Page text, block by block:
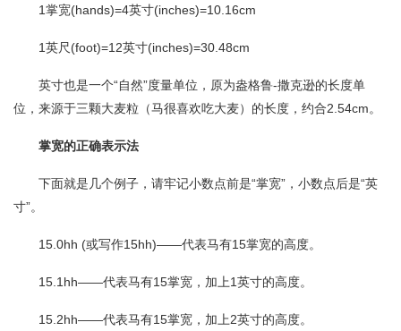
1掌宽(hands)=4英寸(inches)=10.16cm
1英尺(foot)=12英寸(inches)=30.48cm
英寸也是一个“自然”度量单位，原为盎格鲁-撒克逊的长度单
位，来源于三颗大麦粒（马很喜欢吃大麦）的长度，约合2.54cm。
掌宽的正确表示法
下面就是几个例子，请牢记小数点前是“掌宽”，小数点后是“英
寸”。
15.0hh (或写作15hh)——代表马有15掌宽的高度。
15.1hh——代表马有15掌宽，加上1英寸的高度。
15.2hh——代表马有15掌宽，加上2英寸的高度。